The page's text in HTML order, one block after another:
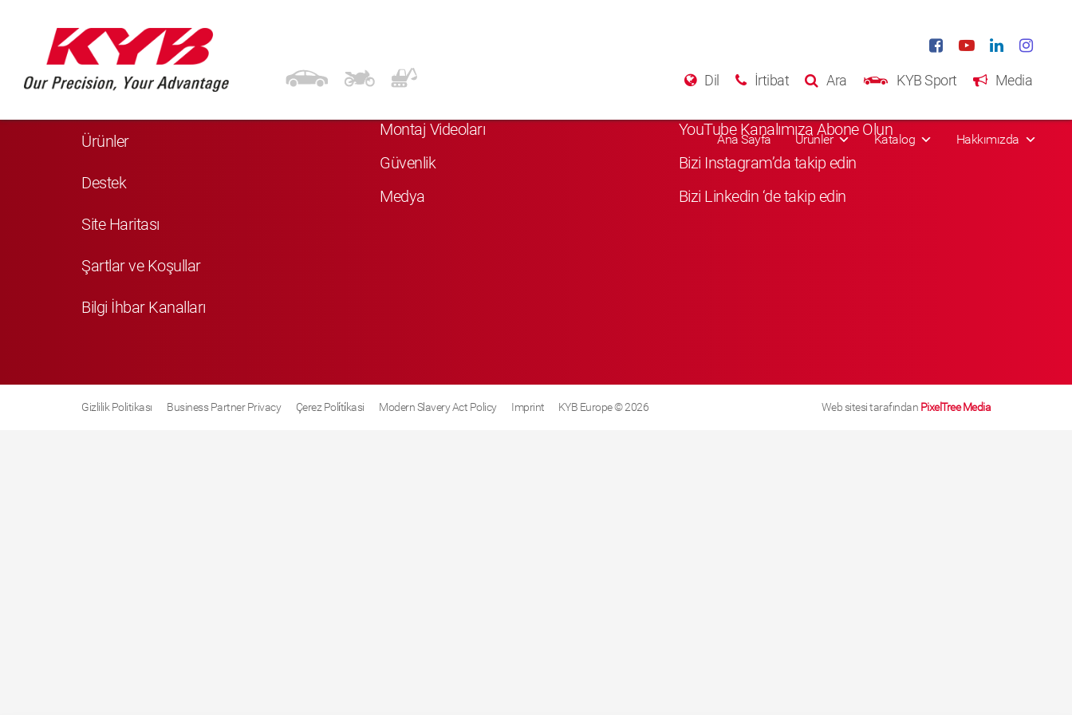
Dil İrtibat Ara KYB Sport Media
Ana Sayfa Ürünler Katalog Hakkımızda
Navigasyon
Ürünler
Destek
Site Haritası
Şartlar ve Koşullar
Bilgi İhbar Kanalları
Montaj Videoları
Güvenlik
Medya
YouTube Kanalımıza Abone Olun
Bizi Instagram’da takip edin
Bizi Linkedin ‘de takip edin
Gizlilik Politikası Business Partner Privacy Çerez Poli̇ti̇kasi Modern Slavery Act Policy Imprint KYB Europe © 2026 Web sitesi tarafından PixelTree Media